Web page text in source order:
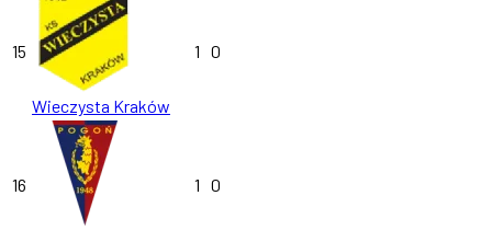
15
Wieczysta Kraków
1 0
16 1 0